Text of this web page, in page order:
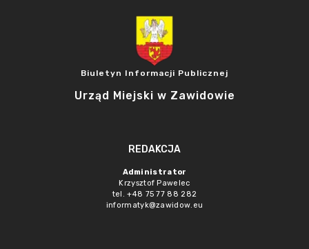
Biuletyn Informacji Publicznej
Urząd Miejski w Zawidowie
REDAKCJA
Administrator
Krzysztof Pawelec
tel. +48 75 77 88 282
informatyk@zawidow.eu